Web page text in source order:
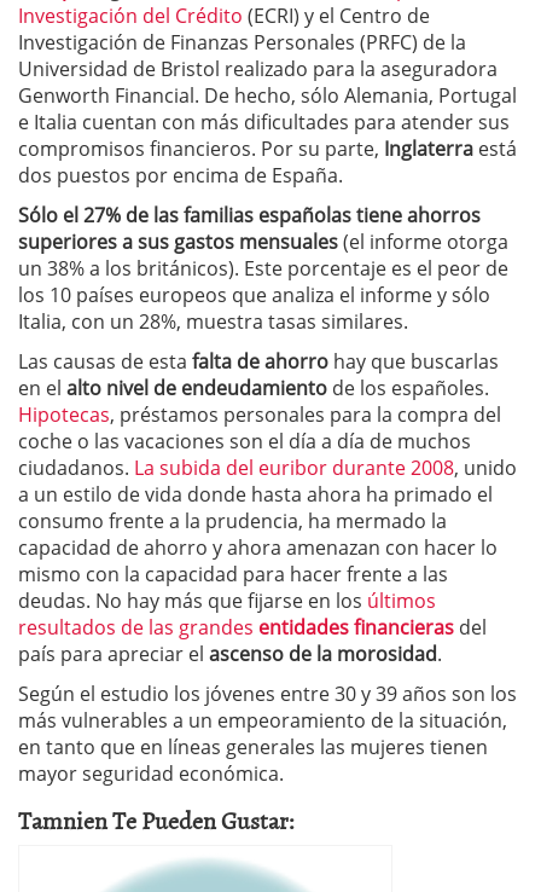
Investigación del Crédito (ECRI) y el Centro de
Investigación de Finanzas Personales (PRFC) de la
Universidad de Bristol realizado para la aseguradora
Genworth Financial. De hecho, sólo Alemania, Portugal
e Italia cuentan con más dificultades para atender sus
compromisos financieros. Por su parte, Inglaterra está
dos puestos por encima de España.
Sólo el 27% de las familias españolas tiene ahorros
superiores a sus gastos mensuales(el informe otorga
un 38% a los británicos). Este porcentaje es el peor de
los 10 países europeos que analiza el informe y sólo
Italia, con un 28%, muestra tasas similares.
Las causas de esta falta de ahorro hay que buscarlas
en el alto nivel de endeudamiento de los españoles.
Hipotecas, préstamos personales para la compra del
coche o las vacaciones son el día a día de muchos
ciudadanos. La subida del euribor durante 2008, unido
a un estilo de vida donde hasta ahora ha primado el
consumo frente a la prudencia, ha mermado la
capacidad de ahorro y ahora amenazan con hacer lo
mismo con la capacidad para hacer frente a las
deudas. No hay más que fijarse en los últimos
resultados de las grandes entidades financieras del
país para apreciar el ascenso de la morosidad.
Según el estudio los jóvenes entre 30 y 39 años son los
más vulnerables a un empeoramiento de la situación,
en tanto que en líneas generales las mujeres tienen
mayor seguridad económica.
Tamnien Te Pueden Gustar: